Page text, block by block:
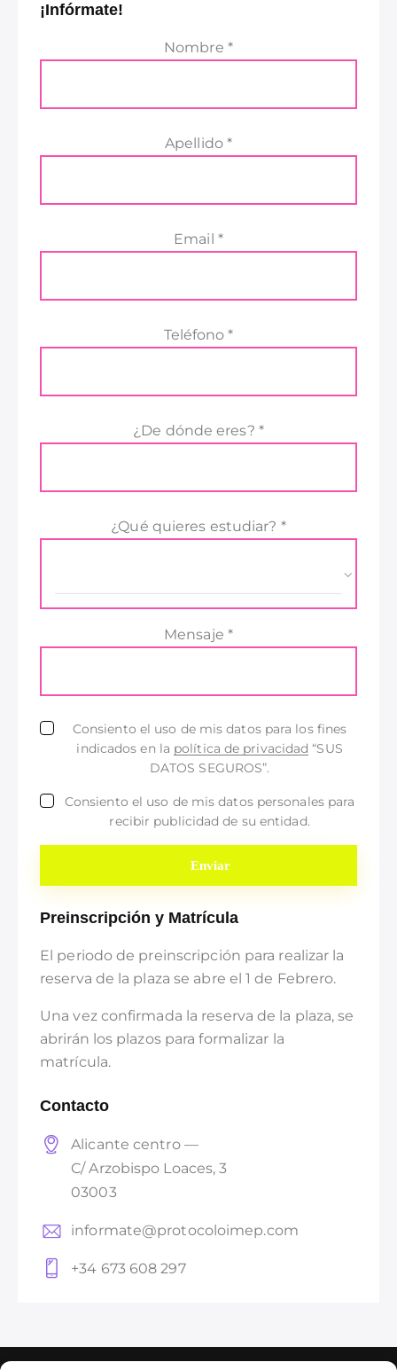
¡Infórmate!
Nombre *
Apellido *
Email *
Teléfono *
¿De dónde eres? *
¿Qué quieres estudiar? *
Mensaje *
Consiento el uso de mis datos para los fines
indicados en la política de privacidad “SUS
DATOS SEGUROS”.
Consiento el uso de mis datos personales para
recibir publicidad de su entidad.
Preinscripción y Matrícula
El periodo de preinscripción para realizar la
reserva de la plaza se abre el 1 de Febrero.
Una vez confirmada la reserva de la plaza, se
abrirán los plazos para formalizar la
matrícula.
Contacto
Alicante centro —
C/ Arzobispo Loaces, 3
03003
informate@protocoloimep.com
+34 673 608 297